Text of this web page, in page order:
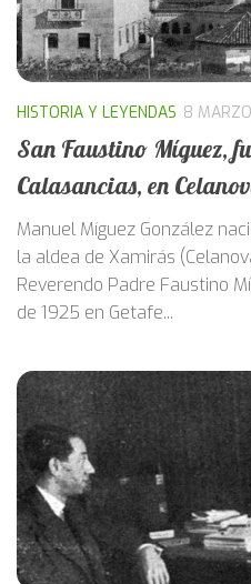
HISTORIA Y LEYENDAS 8
San Faustino Míguez,
Calasancias, en
Manuel Míguez González
la aldea de Xamirás
Reverendo Padre Faustino
de 1925 en Getafe...